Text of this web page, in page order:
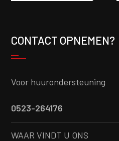
CONTACT OPNEMEN?
Voor huurondersteuning
0523-264176
WAAR VINDT U ONS